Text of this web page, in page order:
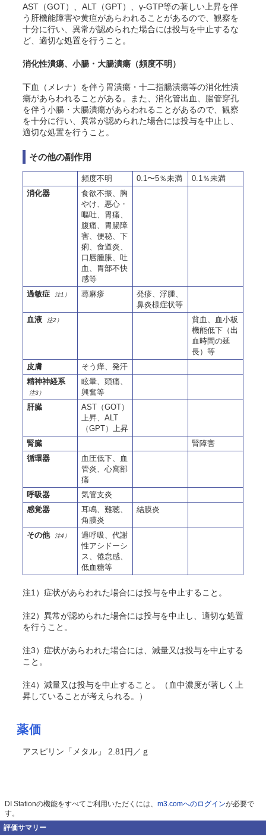
AST（GOT）、ALT（GPT）、γ-GTP等の著しい上昇を伴
う肝機能障害や黄疸があらわれることがあるので、観察を
十分に行い、異常が認められた場合には投与を中止するな
ど、適切な処置を行うこと。
消化性潰瘍、小腸・大腸潰瘍（頻度不明）
下血（メレナ）を伴う胃潰瘍・十二指腸潰瘍等の消化性潰
瘍があらわれることがある。また、消化管出血、腸管穿孔
を伴う小腸・大腸潰瘍があらわれることがあるので、観察
を十分に行い、異常が認められた場合には投与を中止し、
適切な処置を行うこと。
その他の副作用
頻度不明 0.1〜5％未満
0.1％未満
消化器
食欲不振、胸
やけ、悪心・
嘔吐、胃痛、
腹痛、胃腸障
害、便秘、下
痢、食道炎、
口唇腫脹、吐
血、胃部不快
感等
過敏症
注1） 蕁麻疹
発疹、浮腫、
鼻炎様症状等
血液
注2）
貧血、血小板
機能低下（出
血時間の延
長）等
皮膚
そう痒、発汗
精神神経系
注3）
眩暈、頭痛、
興奮等
肝臓
AST（GOT）
上昇、ALT
（GPT）上昇
腎臓
腎障害
循環器
血圧低下、血
管炎、心窩部
痛
呼吸器
気管支炎
感覚器
耳鳴、難聴、
角膜炎
結膜炎
その他 注4）
過呼吸、代謝
性アシドーシ
ス、倦怠感、
低血糖等
注1）症状があらわれた場合には投与を中止すること。
注2）異常が認められた場合には投与を中止し、適切な処置
を行うこと。
注3）症状があらわれた場合には、減量又は投与を中止する
こと。
注4）減量又は投与を中止すること。（血中濃度が著しく上
昇していることが考えられる。）
薬価
アスピリン「メタル」 2.81円／ｇ
DI Stationの機能をすべてご利用いただくには、 m3.comへのログインが必要で
す。
評価サマリー